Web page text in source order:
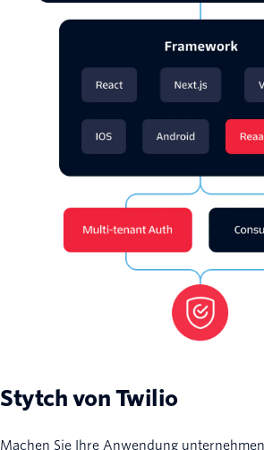
Stytch von Twilio
Machen Sie Ihre Anwendung